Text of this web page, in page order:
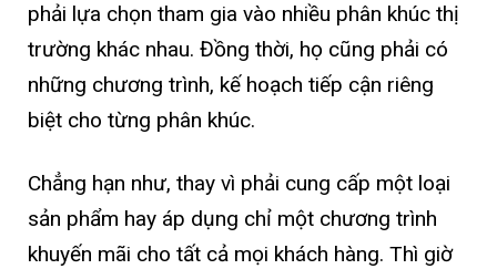
phải lựa chọn tham gia vào nhiều phân khúc thị
trường khác nhau. Đồng thời, họ cũng phải có
những chương trình, kế hoạch tiếp cận riêng
biệt cho từng phân khúc.
Chẳng hạn như, thay vì phải cung cấp một loại
sản phẩm hay áp dụng chỉ một chương trình
khuyến mãi cho tất cả mọi khách hàng. Thì giờ